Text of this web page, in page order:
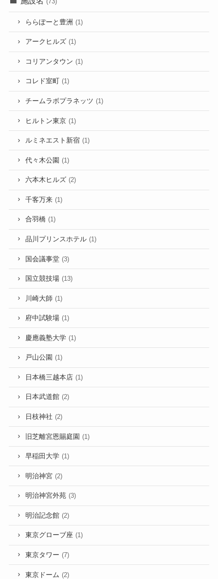
ららぽーと豊洲 (1)
アークヒルズ (1)
コリアンタウン (1)
コレド室町 (1)
チームラボプラネッツ (1)
ヒルトン東京 (1)
ルミネエスト新宿 (1)
代々木公園 (1)
六本木ヒルズ (2)
千客万来 (1)
合羽橋 (1)
品川プリンスホテル (1)
国会議事堂 (3)
国立競技場 (13)
川崎大師 (1)
府中試験場 (1)
慶應義塾大学 (1)
戸山公園 (1)
日本橋三越本店 (1)
日本武道館 (2)
日枝神社 (2)
旧芝離宮恩賜庭園 (1)
早稲田大学 (1)
明治神宮 (2)
明治神宮外苑 (3)
明治記念館 (2)
東京グローブ座 (1)
東京タワー (7)
東京ドーム (2)